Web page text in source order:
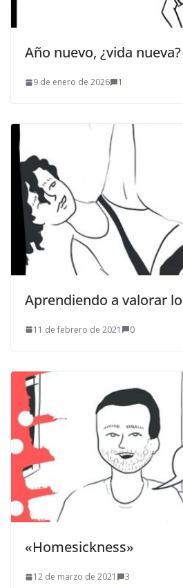
Año nuevo, ¿vida nueva?
9 de enero de 2026 1
Aprendiendo a valorar
11 de febrero de 2021 0
«Homesickness»
12 de marzo de 2021 3